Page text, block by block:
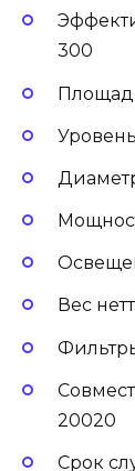
300
Вес
20020
Срок